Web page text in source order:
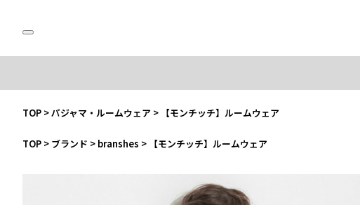
TOP >パジャマ・ルームウェア > 【モンチッチ】ルームウェア
TOP > ブランド > branshes > 【モンチッチ】ルームウェア